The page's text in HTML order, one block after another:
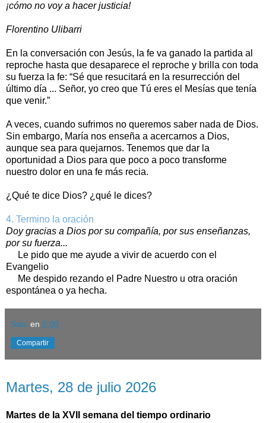
¡cómo no voy a hacer justicia!
Florentino Ulibarri
En la conversación con Jesús, la fe va ganado la partida al
reproche hasta que desaparece el reproche y brilla con toda
su fuerza la fe: “Sé que resucitará en la resurrección del
último día ... Señor, yo creo que Tú eres el Mesías que tenía
que venir.”
A veces, cuando sufrimos no queremos saber nada de Dios.
Sin embargo, María nos enseña a acercarnos a Dios,
aunque sea para quejarnos. Tenemos que dar la
oportunidad a Dios para que poco a poco transforme
nuestro dolor en una fe más recia.
¿Qué te dice Dios? ¿qué le dices?
4. Termino la oración
Doy gracias a Dios por su compañía, por sus enseñanzas,
por su fuerza...
Le pido que me ayude a vivir de acuerdo con el
Evangelio
Me despido rezando el Padre Nuestro u otra oración
espontánea o ya hecha.
Satu en 0:00
Compartir
Martes, 28 de julio 2026
Martes de la XVII semana del tiempo ordinario